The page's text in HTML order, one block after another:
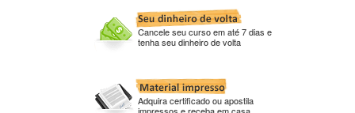
Cancele seu curso em até 7 dias e
tenha seu dinheiro de volta
Adquira certificado ou apostila